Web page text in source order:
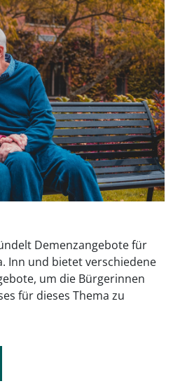
Demenzangebote für
Inn und bietet verschiedene
um die Bürgerinnen
für dieses Thema zu